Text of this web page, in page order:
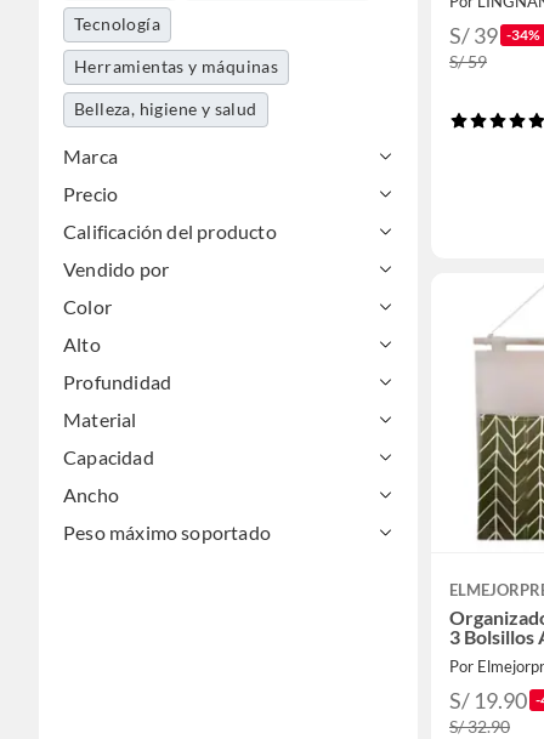
Tecnología
Herramientas y máquinas
Belleza, higiene y salud
Marca
Precio
Calificación del producto
Vendido por
Color
Alto
Profundidad
Material
Capacidad
Ancho
Peso máximo soportado
S/ 39 -34%
S/ 59
3 Bolsillos
Por
S/ 19.90 -
S/ 32.90